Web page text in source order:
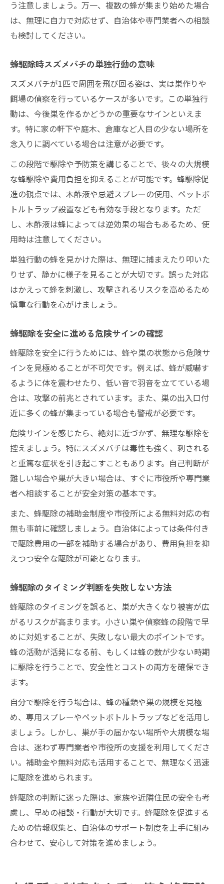
う注意しましょう。万一、複数の蜂が集まり始めた場合
は、無理に自力で対応せず、自治体や専門業者への相談
も検討してください。
蜂駆除時スズメバチの単独行動の意味
スズメバチが1匹で周囲を飛び回る姿は、実は巣作りや
餌場の偵察を行っているケースが多いです。この単独行
動は、今後巣を作るかどうかの重要なサインといえま
す。特に家の軒下や庭木、倉庫など人目の少ない場所を
念入りに調べている場合は注意が必要です。
この段階で駆除や予防策を講じることで、後々の大規模
な蜂駆除や費用負担を抑えることが可能です。蜂駆除促
進の観点では、木酢液や忌避スプレーの使用、ペットボ
トルトラップ設置なども有効な手段となります。ただ
し、木酢液は蜂によっては逆効果の場合もあるため、使
用時は注意してください。
単独行動の蜂を見かけた際は、無理に捕まえたり叩いた
りせず、静かに様子を見ることが大切です。誤った対応
はかえって蜂を刺激し、攻撃されるリスクを高めるため
慎重な行動を心がけましょう。
蜂駆除を安全に進める危険サインの確認
蜂駆除を安全に行うためには、蜂や巣の状態から危険サ
インを見極めることが不可欠です。例えば、蜂が威嚇す
るように体を震わせたり、低い音で羽音を立てている場
合は、攻撃の前兆とされています。また、巣の出入口付
近に多くの蜂が集まっている場合も警戒が必要です。
危険サインを感じたら、絶対に近づかず、無理な駆除を
控えましょう。特にスズメバチは毒性も強く、刺される
と重篤な症状を引き起こすこともあります。自己判断が
難しい場合や巣が大きい場合は、すぐに市役所や専門業
者へ相談することが安全対策の基本です。
また、蜂駆除の補助金制度や市役所による無料対応の有
無も事前に確認しましょう。自治体によっては条件付き
で駆除費用の一部を補助する場合があり、費用負担を抑
えつつ安全な駆除が可能となります。
蜂駆除のタイミング判断を失敗しない方法
蜂駆除のタイミングを誤ると、巣が大きくなり被害が広
がるリスクが高まります。小さい巣や偵察蜂の段階で早
めに対処することが、失敗しない最大のポイントです。
蜂の活動が活発になる前、もしくは蜂の数が少ない時期
に駆除を行うことで、安全性とコストの両方を確保でき
ます。
自分で駆除を行う場合は、蜂の種類や巣の規模を見極
め、専用スプレーやペットボトルトラップなどを活用し
ましょう。しかし、巣が手の届かない場所や大規模な場
合は、迷わず専門業者や市役所の支援を利用してくださ
い。補助金や無料対応も活用することで、無理なく迅速
に駆除を進められます。
蜂駆除の判断に迷った際は、家族や近隣住民の安全も考
慮し、早めの相談・行動が大切です。蜂駆除を促進する
ための情報収集と、自治体のサポート制度を上手に組み
合わせて、安心して対策を進めましょう。